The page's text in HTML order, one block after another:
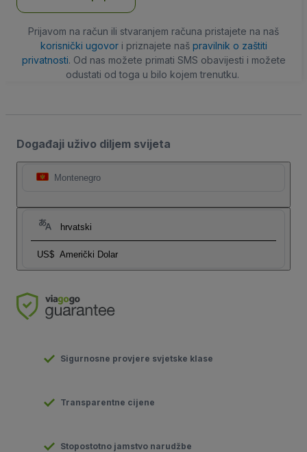
Prijavom na račun ili stvaranjem računa pristajete na naš
korisnički ugovori priznajete naš pravilnik o zaštiti
privatnosti. Od nas možete primati SMS obavijesti i možete
odustati od toga u bilo kojem trenutku.
Događaji uživo diljem svijeta
Montenegro
hrvatski
US$ Američki Dolar
Sigurnosne provjere svjetske klase
Transparentne cijene
Stopostotno jamstvo narudžbe